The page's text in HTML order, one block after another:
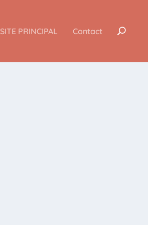
SITE PRINCIPAL Contact